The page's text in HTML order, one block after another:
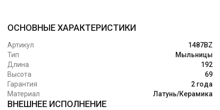
ОСНОВНЫЕ ХАРАКТЕРИСТИКИ
Артикул
1487BZ
Тип
Мыльницы
Длина
192
Высота
69
Гарантия
2 года
Материал
Латунь/Керамика
ВНЕШНЕЕ ИСПОЛНЕНИЕ